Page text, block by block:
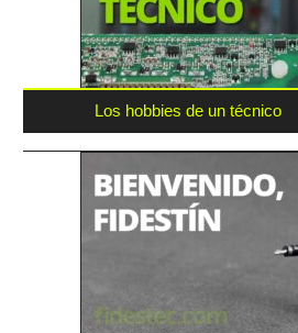
Los hobbies de un técnico